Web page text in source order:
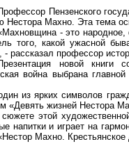
Пензенского
Нестора Махно. Эта тема
Махновщина- это народное,
того, какой ужасной
- рассказал профессор
новой книги
война выбрана
из ярких символов
«Девять жизней Нестора
этой
напитки и играет на
Махно.